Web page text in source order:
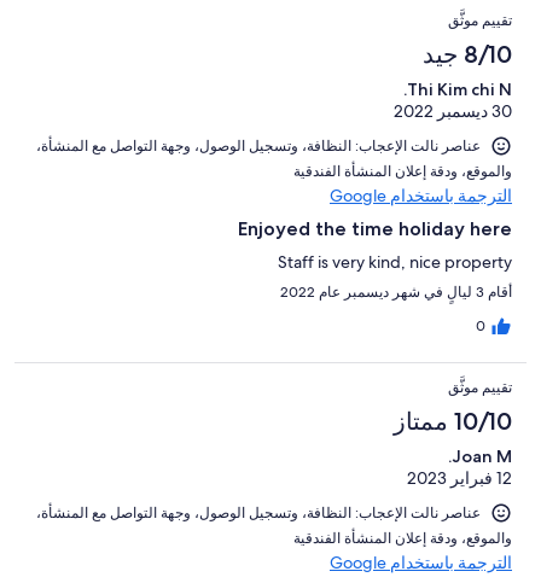
تقييم موثَّق
8/10 جيد
Thi Kim chi N.
30 ديسمبر 2022
عناصر نالت الإعجاب: ⁦النظافة⁩، و⁦تسجيل الوصول⁩، و⁦جهة التواصل مع المنشأة⁩،
و⁦الموقع⁩، و⁦دقة إعلان المنشأة الفندقية⁩
الترجمة باستخدام Google
Enjoyed the time holiday here
Staff is very kind, nice property
أقام 3 ليالٍ في شهر ديسمبر عام 2022
0
تقييم موثَّق
10/10 ممتاز
Joan M.
12 فبراير 2023
عناصر نالت الإعجاب: ⁦النظافة⁩، و⁦تسجيل الوصول⁩، و⁦جهة التواصل مع المنشأة⁩،
و⁦الموقع⁩، و⁦دقة إعلان المنشأة الفندقية⁩
الترجمة باستخدام Google